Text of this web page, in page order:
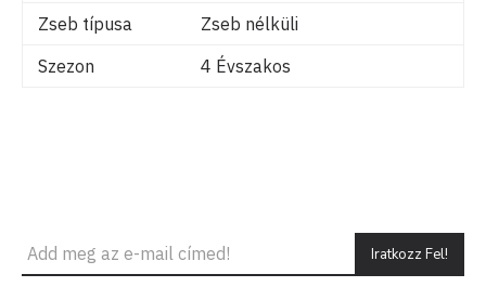
Zseb típusa
Zseb nélküli
Szezon
4 Évszakos
Iratkozz Fel!